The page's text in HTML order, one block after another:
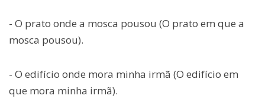
- O prato onde a mosca pousou (O prato em que a
mosca pousou).
- O edifício onde mora minha irmã (O edifício em
que mora minha irmã).